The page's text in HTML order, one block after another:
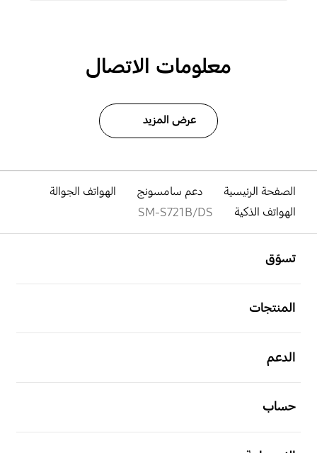
معلومات الاتصال
عرض المزيد
الصفحة الرئيسية دعم سامسونج
الهواتف الجوالة
الهواتف الذكية
SM-S721B/DS
تسوّق
المنتجات
الدعم
حساب